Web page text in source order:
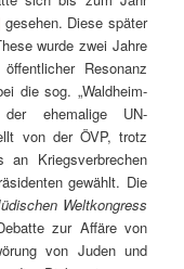
gesehen. Diese später
wurde zwei Jahre
Resonanz
die sog. „Waldheim-
ehemalige UN-
von der ÖVP, trotz
an Kriegsverbrechen
gewählt. Die
Weltkongress
zur Affäre von
von Juden und